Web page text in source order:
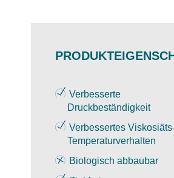
Verbesserte
Druckbeständigkeit
Verbessertes
Temperaturverhalten
Biologisch abbaubar